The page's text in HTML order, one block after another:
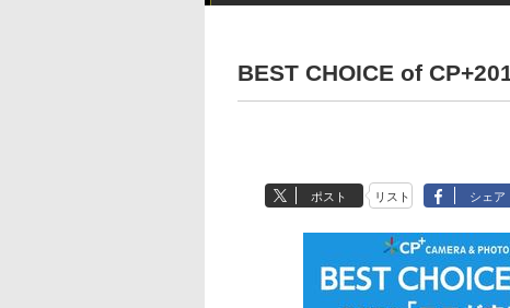
BEST CHOICE of
ポスト リスト シェア